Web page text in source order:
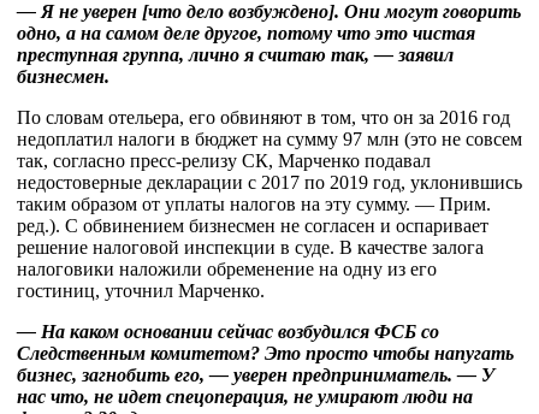
— Я не уверен [что дело возбуждено]. Они могут говорить
одно, а на самом деле другое, потому что это чистая
преступная группа, лично я считаю так, — заявил
бизнесмен.
По словам отельера, его обвиняют в том, что он за 2016 год
недоплатил налоги в бюджет на сумму 97 млн (это не совсем
так, согласно пресс-релизу СК, Марченко подавал
недостоверные декларации с 2017 по 2019 год, уклонившись
таким образом от уплаты налогов на эту сумму. — Прим.
ред.). С обвинением бизнесмен не согласен и оспаривает
решение налоговой инспекции в суде. В качестве залога
налоговики наложили обременение на одну из его
гостиниц, уточнил Марченко.
— На каком основании сейчас возбудился ФСБ со
Следственным комитетом? Это просто чтобы напугать
бизнес, загнобить его, — уверен предприниматель. — У
нас что, не идет спецоперация, не умирают люди на